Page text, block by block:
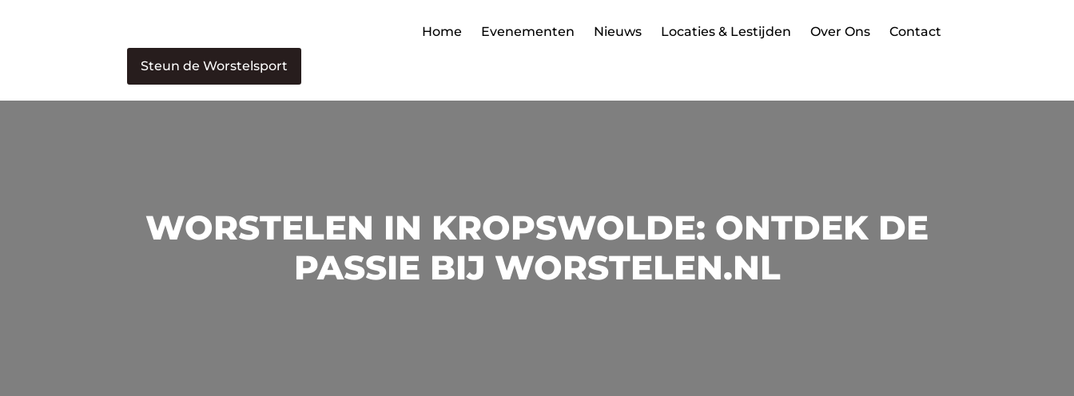
Home Evenementen Nieuws Locaties & Lestijden Over Ons Contact
Steun de Worstelsport
WORSTELEN IN KROPSWOLDE: ONTDEK DE
PASSIE BIJ WORSTELEN.NL